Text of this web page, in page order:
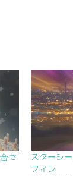
セ
スターシ
フィン